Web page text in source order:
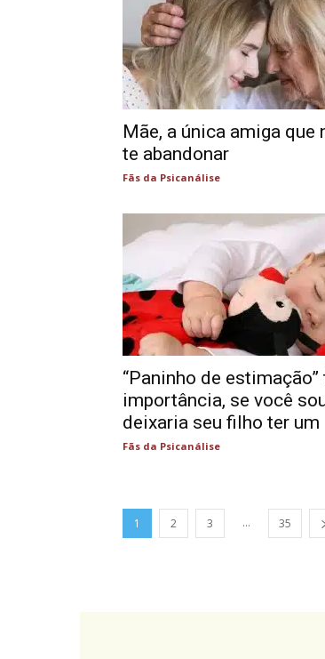
Mãe, a única amiga que
te abandonar
Fãs da Psicanálise
“Paninho de
importância, se você
deixaria seu filho ter um
Fãs da Psicanálise
1 2 3 ... 35